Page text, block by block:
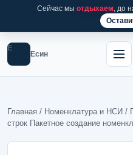
Сейчас мы отдыхаем, до
Е
Есин
Главная / Номенклатура и НСИ /
строк Пакетное создание